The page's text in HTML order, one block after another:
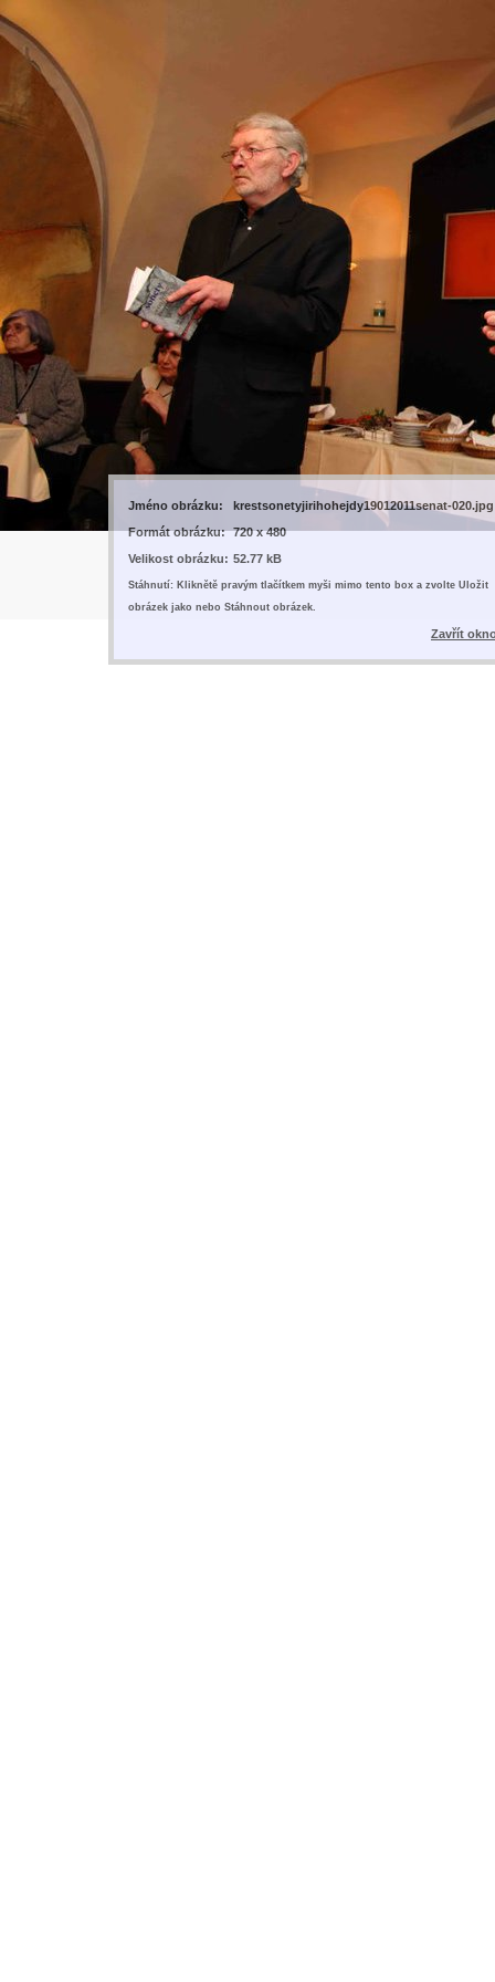
Jméno obrázku:
krestsonetyjirihohejdy19012011senat-020.jpg
Formát obrázku: 720 x 480
Velikost obrázku: 52.77 kB
Stáhnutí: Kliknětě pravým tlačítkem myši mimo tento box a zvolte Uložit
obrázek jako nebo Stáhnout obrázek.
Zavřít